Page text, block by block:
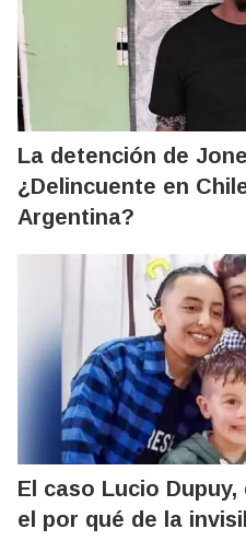
La detención de
¿Delincuente en
Argentina?
El caso Lucio
el por qué de la